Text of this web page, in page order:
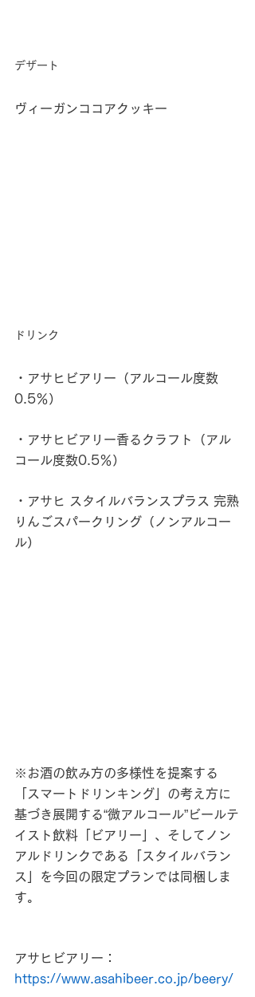
デザート
ヴィーガンココアクッキー
ドリンク
・アサヒビアリー（アルコール度数
0.5％）
・アサヒビアリー香るクラフト（アル
コール度数0.5％）
・アサヒ スタイルバランスプラス 完熟
りんごスパークリング（ノンアルコー
ル）
※お酒の飲み方の多様性を提案する
「スマートドリンキング」の考え方に
基づき展開する“微アルコール”ビールテ
イスト飲料「ビアリー」、そしてノン
アルドリンクである「スタイルバラン
ス」を今回の限定プランでは同梱しま
す。
アサヒビアリー：
https://www.asahibeer.co.jp/beery/